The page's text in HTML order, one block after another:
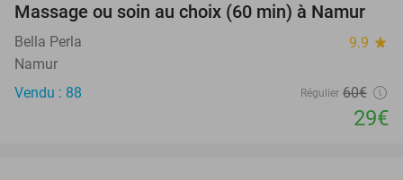
52%
Massage ou soin au choix (60 min) à Namur
Bella Perla 9.9 star
Namur
Vendu : 88
Régulier 60€
29€